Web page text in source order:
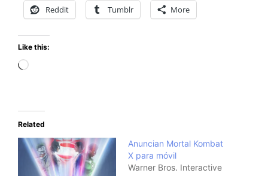
Reddit Tumblr More
Like this:
Loading…
Related
Anuncian Mortal Kombat
X para móvil
Warner Bros. Interactive